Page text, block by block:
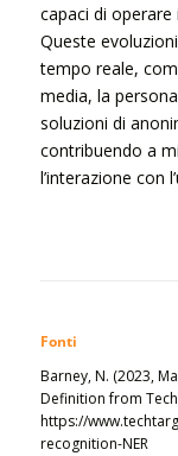
capaci di
Queste
tempo reale,
media, la
soluzioni di
contribuendo a
l’interazione con
Fonti
Barney, N. (2023,
Definition from
https://
recognition-NER